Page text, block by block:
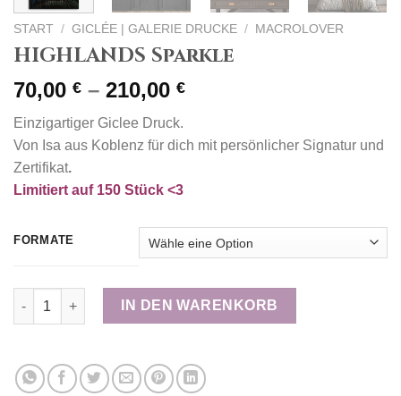
START / GICLÉE | GALERIE DRUCKE / MACROLOVER
HIGHLANDS Sparkle
70,00 € – 210,00 €Preisspanne:
210,00 €
Einzigartiger Giclee Druck.
Von Isa aus Koblenz für dich mit persönlicher Signatur und
Zertifikat.
Limitiert auf 150 Stück <3
FORMATE
HIGHLANDS Sparkle Menge
IN DEN WARENKORB